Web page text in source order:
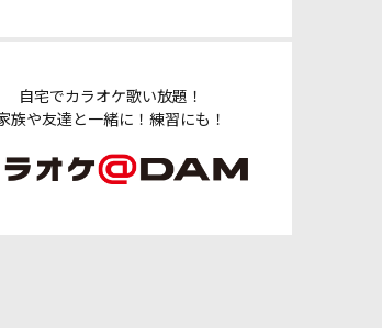
自宅でカラオケ歌い放題！
族や友達と一緒に！練習にも！